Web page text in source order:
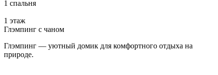
1 спальня
1 этаж
Глэмпинг с чаном
Глэмпинг — уютный домик для комфортного отдыха на
природе.